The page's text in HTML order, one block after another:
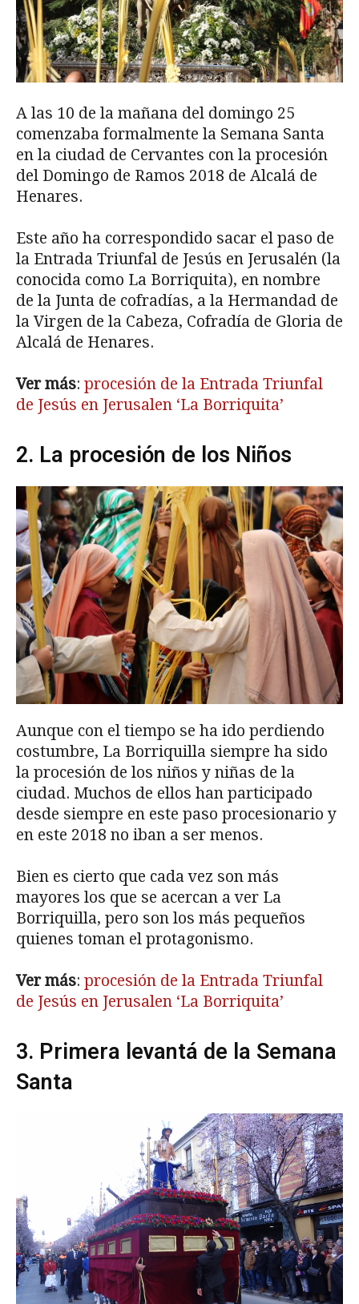
A las 10 de la mañana del domingo 25
comenzaba formalmente la Semana Santa
en la ciudad de Cervantes con la procesión
del Domingo de Ramos 2018 de Alcalá de
Henares.
Este año ha correspondido sacar el paso de
la Entrada Triunfal de Jesús en Jerusalén (la
conocida como La Borriquita), en nombre
de la Junta de cofradías, a la Hermandad de
la Virgen de la Cabeza, Cofradía de Gloria de
Alcalá de Henares.
Ver más: procesión de la Entrada Triunfal
de Jesús en Jerusalen ‘La Borriquita’
2. La procesión de los Niños
Aunque con el tiempo se ha ido perdiendo
costumbre, La Borriquilla siempre ha sido
la procesión de los niños y niñas de la
ciudad. Muchos de ellos han participado
desde siempre en este paso procesionario y
en este 2018 no iban a ser menos.
Bien es cierto que cada vez son más
mayores los que se acercan a ver La
Borriquilla, pero son los más pequeños
quienes toman el protagonismo.
Ver más: procesión de la Entrada Triunfal
de Jesús en Jerusalen ‘La Borriquita’
3. Primera levantá de la Semana
Santa